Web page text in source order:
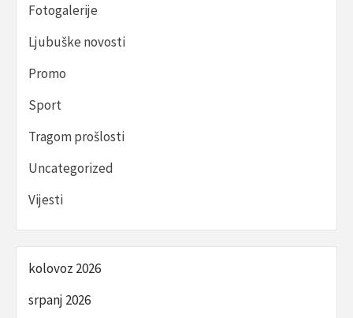
Fotogalerije
Ljubuške novosti
Promo
Sport
Tragom prošlosti
Uncategorized
Vijesti
kolovoz 2026
srpanj 2026